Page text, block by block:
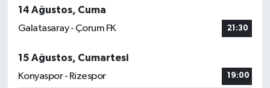
14 Ağustos, Cuma
Galatasaray - Çorum FK
21:30
15 Ağustos, Cumartesi
Konyaspor - Rizespor
19:00